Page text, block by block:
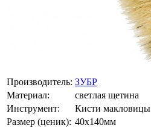
Производитель: ЗУБР
Материал:
светлая щетина
Инструмент:
Кисти макловицы
Размер (ценик): 40х140мм